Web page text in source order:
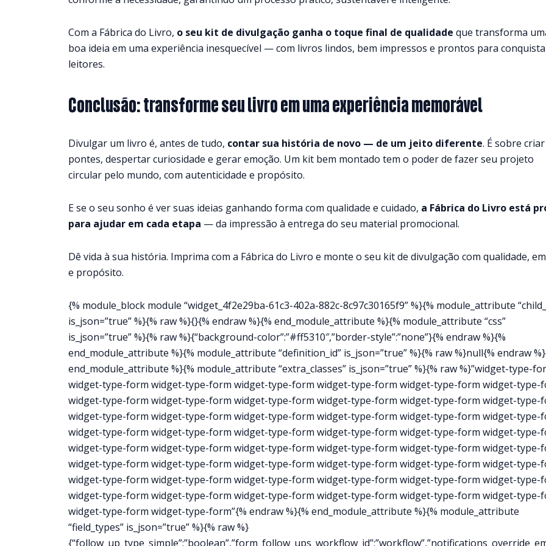
Com a Fábrica do Livro, o seu kit de divulgação ganha o toque final de qualidade que transforma
boa ideia em uma experiência inesquecível — com livros lindos, bem impressos e prontos para
leitores.
Conclusão: transforme seu livro em uma experiência memorável
Divulgar um livro é, antes de tudo, contar sua história de novo — de um jeito diferente. É sobre criar
pontes, despertar curiosidade e gerar emoção. Um kit bem montado tem o poder de fazer seu projeto
circular pelo mundo, com autenticidade e propósito.
E se o seu sonho é ver suas ideias ganhando forma com qualidade e cuidado, a Fábrica do Livro está
para ajudar em cada etapa — da impressão à entrega do seu material promocional.
Dê vida à sua história. Imprima com a Fábrica do Livro e monte o seu kit de divulgação com qualidade,
e propósito.
{% module_block module “widget_4f2e29ba-61c3-402a-882c-8c97c30165f9” %}{% module_attribute
is_json=”true” %}{% raw %}{}{% endraw %}{% end_module_attribute %}{% module_attribute “css”
is_json=”true” %}{% raw %}{“background-color”:”#ff5310″,”border-style”:”none”}{% endraw %}{%
end_module_attribute %}{% module_attribute “definition_id” is_json=”true” %}{% raw %}null{% endraw
end_module_attribute %}{% module_attribute “extra_classes” is_json=”true” %}{% raw %}”widget-type-
widget-type-form widget-type-form widget-type-form widget-type-form widget-type-form widget-type-
widget-type-form widget-type-form widget-type-form widget-type-form widget-type-form widget-type-
widget-type-form widget-type-form widget-type-form widget-type-form widget-type-form widget-type-
widget-type-form widget-type-form widget-type-form widget-type-form widget-type-form widget-type-
widget-type-form widget-type-form widget-type-form widget-type-form widget-type-form widget-type-
widget-type-form widget-type-form widget-type-form widget-type-form widget-type-form widget-type-
widget-type-form widget-type-form widget-type-form widget-type-form widget-type-form widget-type-
widget-type-form widget-type-form widget-type-form widget-type-form widget-type-form widget-type-
widget-type-form widget-type-form”{% endraw %}{% end_module_attribute %}{% module_attribute
“field_types” is_json=”true” %}{% raw %}